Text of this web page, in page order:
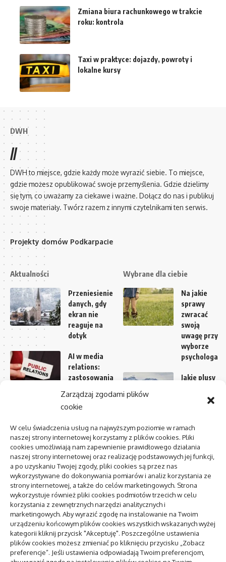
Zarządzaj zgodami plików
cookie
W celu świadczenia usług na najwyższym poziomie w ramach
naszej strony internetowej korzystamy z plików cookies. Pliki
cookies umożliwiają nam zapewnienie prawidłowego działania
naszej strony internetowej oraz realizację podstawowych jej funkcji,
a po uzyskaniu Twojej zgody, pliki cookies są przez nas
wykorzystywane do dokonywania pomiarów i analiz korzystania ze
strony internetowej, a także do celów marketingowych. Strona
wykorzystuje również pliki cookies podmiotów trzecich w celu
korzystania z zewnętrznych narzędzi analitycznych i
marketingowych. Aby wyrazić zgodę na instalowanie na Twoim
urządzeniu końcowym plików cookies wszystkich wskazanych wyżej
kategorii kliknij przycisk "Akceptuję". Poszczególne ustawienia
plików cookies możesz zmieniać po kliknięciu przycisku „Zobacz
preferencje”. Jeśli ustawienia odpowiadają Twoim preferencjom,
Zmiana biura rachunkowego w trakcie
roku: kontrola
Taxi w praktyce: dojazdy, powroty i
lokalne kursy
DWH
//
DWH to miejsce, gdzie każdy może wyrazić siebie. To miejsce,
gdzie możesz opublikować swoje przemyślenia. Gdzie dzielimy
się tym, co uważamy za ciekawe i ważne. Dołącz do nas i publikuj
swoje materiały. Twórz razem z innymi czytelnikami ten serwis.
Projekty domów Podkarpacie
Aktualności
Przeniesienie
danych, gdy
ekran nie
reaguje na
dotyk
AI w media
relations:
zastosowania
ograniczenia
zdrowia
psychicznego:
jak znaleźć i
kiedy
pozycjonowanie lokalne
Wybrane dla ciebie
Na jakie
sprawy
zwracać
swoją
uwagę przy
wyborze
psychologa
Jakie plusy
na
wakacje
Na co
zwracać
uwagę
przy
mebli do
spania
To się teraz czyta